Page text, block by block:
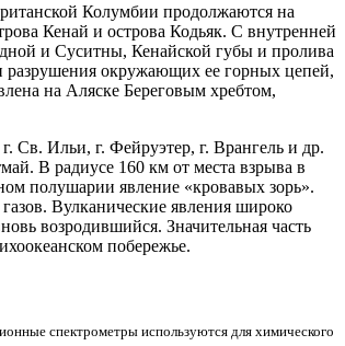
Колумбии продолжаются на
Кенай и острова Кодьяк. С внутренней
и Суситны, Кенайской губы и пролива
разрушения окружающих ее горных цепей,
на Аляске Береговым хребтом,
Св. Ильи, г. Фейруэтер, г. Врангель и др.
В радиусе 160 км от места взрыва в
полушарии явление «кровавых зорь».
Вулканические явления широко
возродившийся. Значительная часть
побережье.
спектрометры используются для химического